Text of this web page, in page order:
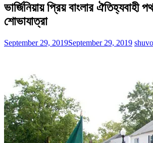
ভার্জিনিয়ায় প্রিয় বাংলার ঐতিহ্যবাহী
শোভাযাত্রা
September 29, 2019September 29, 2019